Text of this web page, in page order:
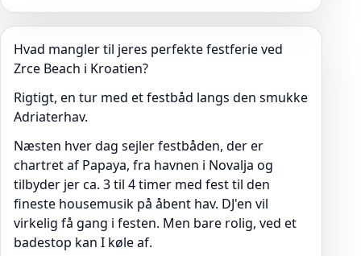
Hvad mangler til jeres perfekte festferie ved
Zrce Beach i Kroatien?
Rigtigt, en tur med et festbåd langs den smukke
Adriaterhav.
Næsten hver dag sejler festbåden, der er
chartret af Papaya, fra havnen i Novalja og
tilbyder jer ca. 3 til 4 timer med fest til den
fineste housemusik på åbent hav. DJ'en vil
virkelig få gang i festen. Men bare rolig, ved et
badestop kan I køle af.